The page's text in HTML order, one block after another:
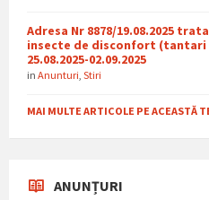
Adresa Nr 8878/19.08.2025
insecte de disconfort
25.08.2025-02.09.2025
in Anunturi Stiri
MAI MULTE ARTICOLE PE ACEASTĂ
ANUNȚURI